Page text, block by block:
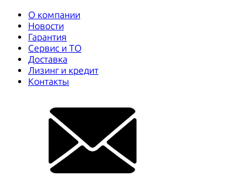
О компании
Новости
Гарантия
Сервис и ТО
Доставка
Лизинг и кредит
Контакты